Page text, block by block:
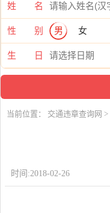
姓 名
性 别 男 女
生 日
当前位置： 交通违章查询网 >
时间:2018-02-26